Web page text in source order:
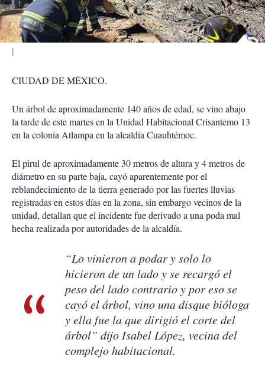
i
r
CIUDAD DE MÉXICO.
Un árbol de aproximadamente 140 años de edad, se vino abajo
la tarde de este martes en la Unidad Habitacional Crisantemo 13
en la colonia Atlampa en la alcaldía Cuauhtémoc.
El pirul de aproximadamente 30 metros de altura y 4 metros de
diámetro en su parte baja, cayó aparentemente por el
reblandecimiento de la tierra generado por las fuertes lluvias
registradas en estos días en la zona, sin embargo vecinos de la
unidad, detallan que el incidente fue derivado a una poda mal
hecha realizada por autoridades de la alcaldía.
“Lo vinieron a podar y solo lo
hicieron de un lado y se recargó el
peso del lado contrario y por eso se
cayó el árbol, vino una disque bióloga
y ella fue la que dirigió el corte del
árbol” dijo Isabel López, vecina del
complejo habitacional.